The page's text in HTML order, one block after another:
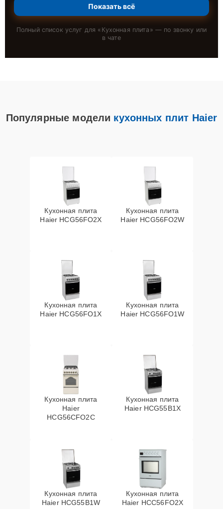
Показать всё
Полный список услуг для « Кухонная плита » — по звонку или
в чате
Популярные модели кухонных плит Haier
Кухонная плита
Haier HCG56FO2X
Кухонная плита
Haier HCG56FO2W
Кухонная плита
Haier HCG56FO1X
Кухонная плита
Haier HCG56FO1W
Кухонная плита
Haier
HCG56CFO2C
Кухонная плита
Haier HCG55B1X
Кухонная плита
Haier HCG55B1W
Кухонная плита
Haier HCC56FO2X